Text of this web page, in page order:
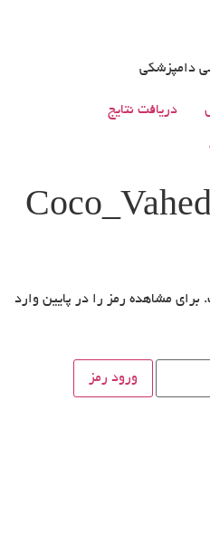
دامپزشکی
دریافت نتایج
مشاهده رمز را در پایین وارد